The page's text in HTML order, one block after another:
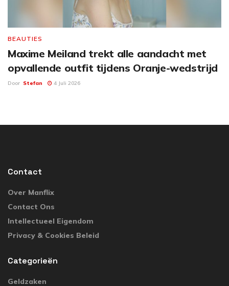
BEAUTIES
Maxime Meiland trekt alle aandacht met
opvallende outfit tijdens Oranje-wedstrijd
Door Stefan 4 Juli 2026
Contact
Over Manflix
Contact Ons
Intellectueel Eigendom
Privacy & Cookies Beleid
Categorieën
Geldzaken